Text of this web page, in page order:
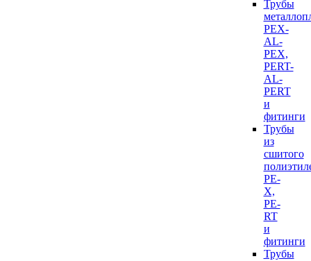
Трубы
PEX-
AL-
PEX,
PERT-
AL-
PERT
и
фитинги
Трубы
из
сшитого
PE-
X,
PE-
RT
и
фитинги
Трубы